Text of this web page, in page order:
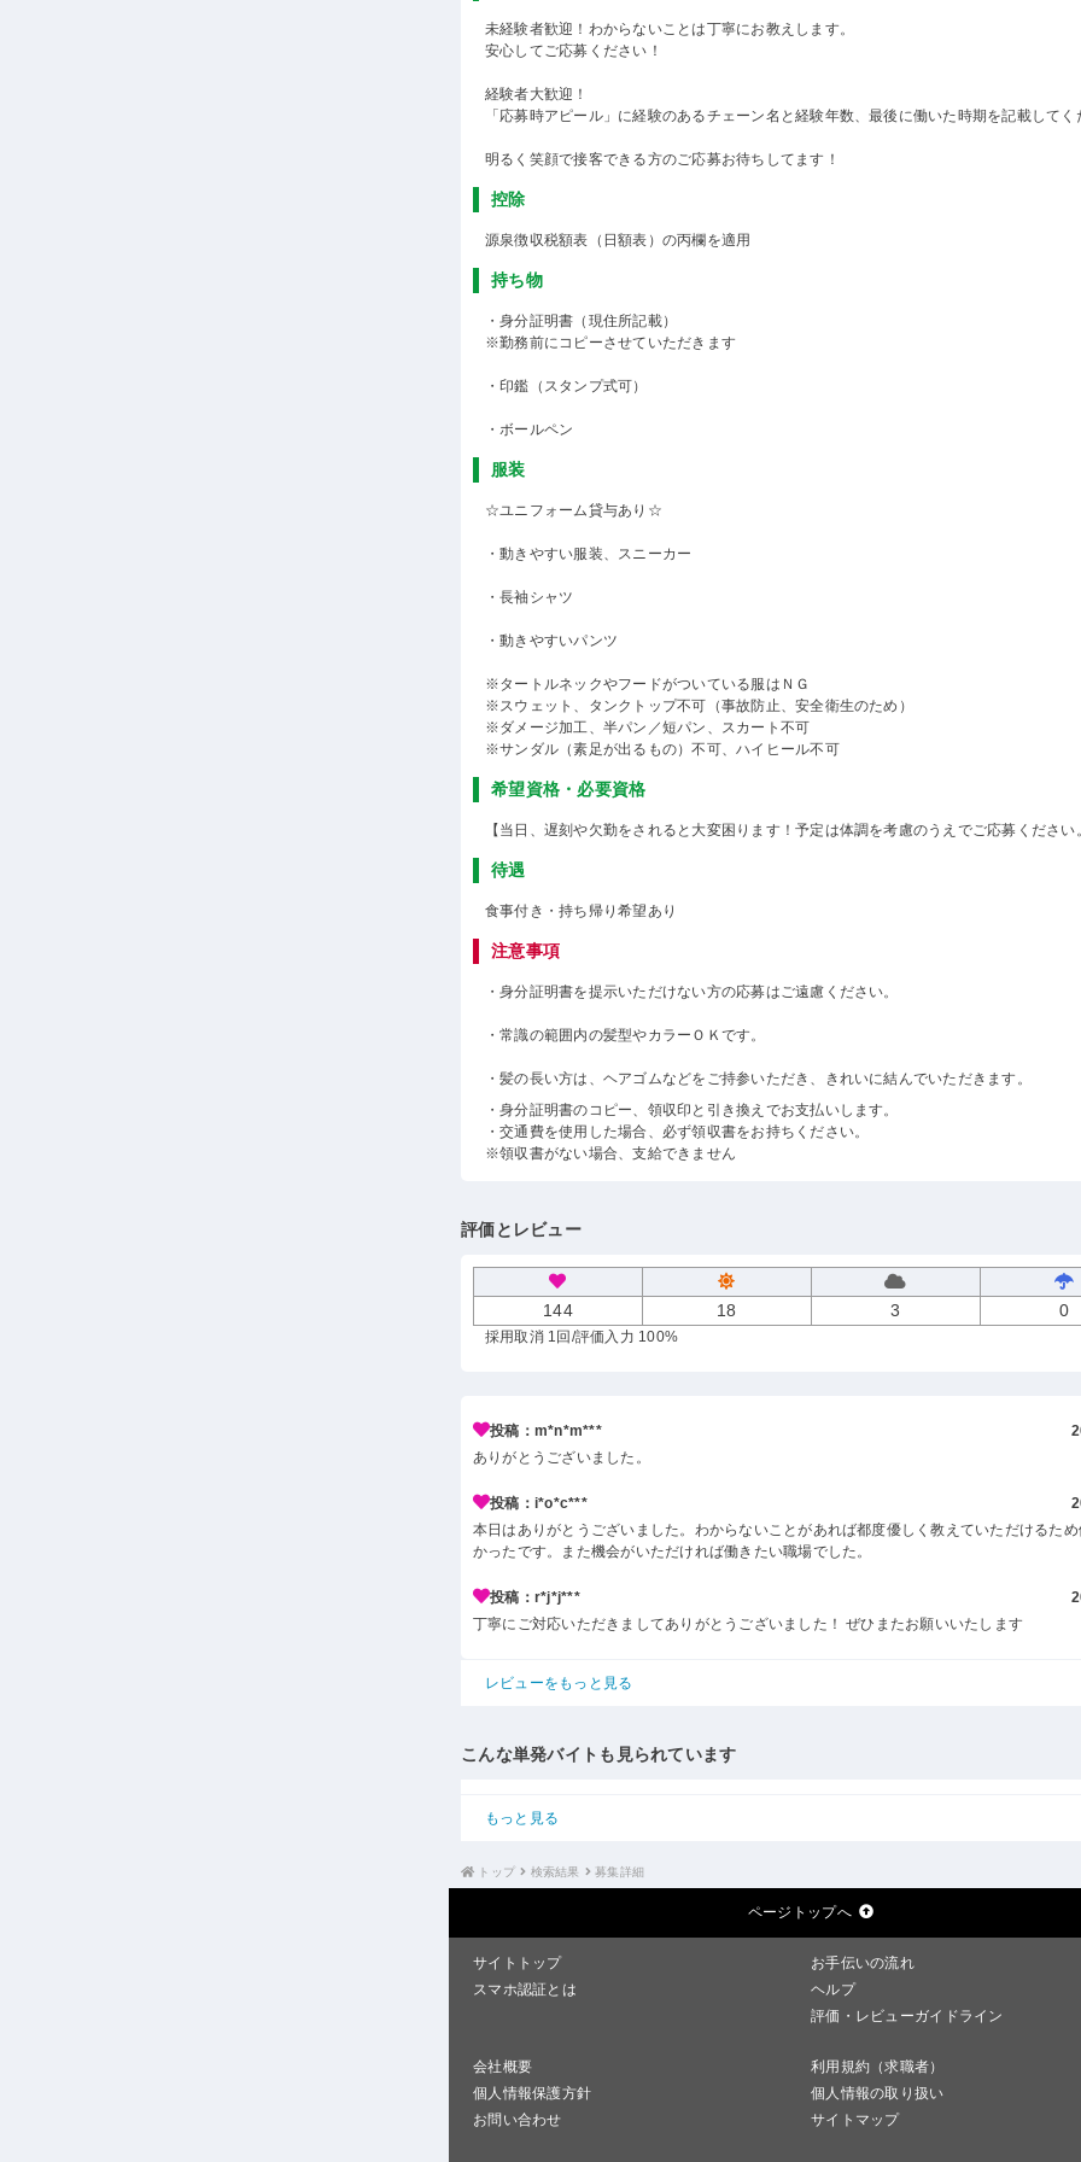
未経験者歓迎！わからないことは丁寧にお教えします。
安心してご応募ください！
経験者大歓迎！
「応募時アピール」に経験のあるチェーン名と経験年数、最後に働いた時期を記載してく
明るく笑顔で接客できる方のご応募お待ちしてます！
控除
源泉徴収税額表（日額表）の丙欄を適用
持ち物
・身分証明書（現住所記載）
※勤務前にコピーさせていただきます
・印鑑（スタンプ式可）
・ボールペン
服装
☆ユニフォーム貸与あり☆
・動きやすい服装、スニーカー
・長袖シャツ
・動きやすいパンツ
※タートルネックやフードがついている服はＮＧ
※スウェット、タンクトップ不可（事故防止、安全衛生のため）
※ダメージ加工、半パン／短パン、スカート不可
※サンダル（素足が出るもの）不可、ハイヒール不可
希望資格・必要資格
【当日、遅刻や欠勤をされると大変困ります！予定は体調を考慮のうえでご応募ください
待遇
食事付き・持ち帰り希望あり
注意事項
・身分証明書を提示いただけない方の応募はご遠慮ください。
・常識の範囲内の髪型やカラーＯＫです。
・髪の長い方は、ヘアゴムなどをご持参いただき、きれいに結んでいただきます。
・身分証明書のコピー、領収印と引き換えでお支払いします。
・交通費を使用した場合、必ず領収書をお持ちください。
※領収書がない場合、支給できません
評価とレビュー
144 18 3 0
採用取消 1回 /評価入力 100%
投稿：m*n*m***
ありがとうございました。
投稿：i*o*c***
本日はありがとうございました。わからないことがあれば都度優しく教えていただけるた
かったです。また機会がいただければ働きたい職場でした。
投稿：r*j*j***
丁寧にご対応いただきましてありがとうございました！ ぜひまたお願いいたします
レビューをもっと見る
こんな単発バイトも見られています
もっと見る
トップ 検索結果 募集詳細
ページトップへ
サイトトップ
お手伝いの流れ
スマホ認証とは
ヘルプ
評価・レビューガイドライン
会社概要
利用規約（求職者）
個人情報保護方針
個人情報の取り扱い
お問い合わせ
サイトマップ